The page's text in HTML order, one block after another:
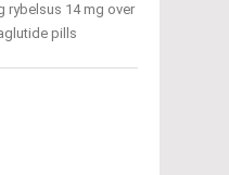
rybelsus 14 mg over
pills